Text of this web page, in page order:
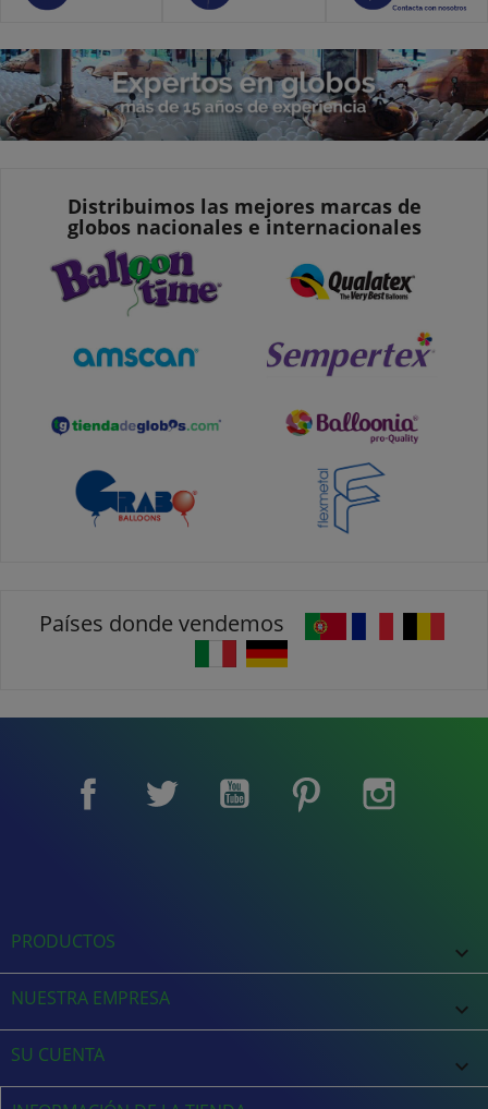
Distribuimos las mejores marcas de
globos nacionales e internacionales
Países donde vendemos
Facebook Twitter YouTube Pinterest
PRODUCTOS 
NUESTRA EMPRESA 
SU CUENTA 